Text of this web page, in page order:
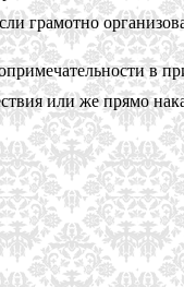
грамотно
в
или же прямо